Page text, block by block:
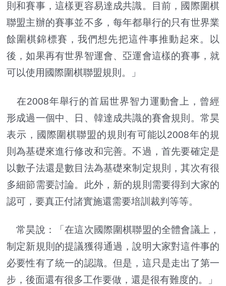
則和賽事，這樣更容易達成共識。目前，國際圍棋
聯盟主辦的賽事並不多，每年都舉行的只有世界業
餘圍棋錦標賽，我們想先把這件事推動起來。以
後，如果再有世界智運會、亞運會這樣的賽事，就
可以使用國際圍棋聯盟規則。」
在2008年舉行的首屆世界智力運動會上，曾經
形成過一個中、日、韓達成共識的賽會規則。常昊
表示，國際圍棋聯盟的規則有可能以2008年的規
則為基礎來進行修改和完善。不過，首先要確定是
以數子法還是數目法為基礎來制定規則，其次有很
多細節需要討論。此外，新的規則需要得到大家的
認可，要真正付諸實施還需要培訓裁判等等。
常昊說：「在這次國際圍棋聯盟的全體會議上，
制定新規則的提議獲得通過，說明大家對這件事的
必要性有了統一的認識。但是，這只是走出了第一
步，後面還有很多工作要做，還是很有難度的。」